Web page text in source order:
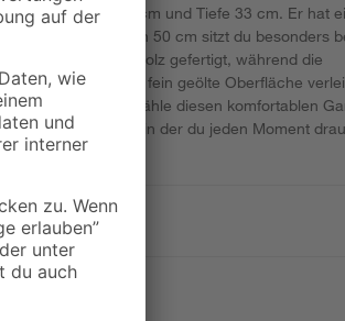
45 cm, Breite 50 cm und Tiefe 33 cm. Er hat
der Sitzbreite von 50 cm sitzt du besonders
Akazienholz gefertigt, während die
besteht. Eine fein geölte Oberfläche
Wähle diesen komfortablen
eine Wohlfühloase, in der du jeden Moment